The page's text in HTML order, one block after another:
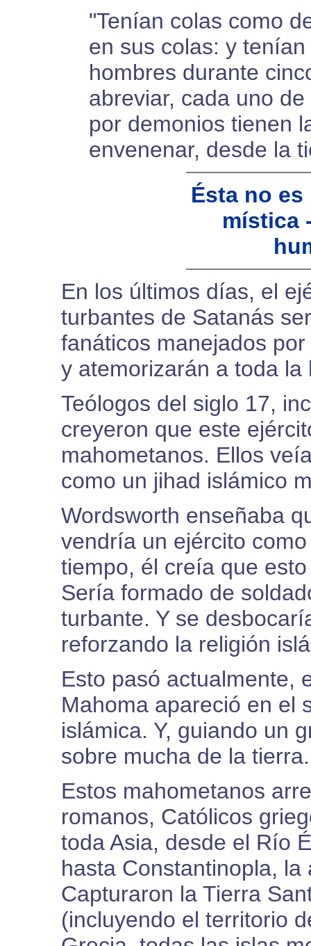
"Tenían colas como
en sus colas: y
hombres durante
abreviar, cada uno
por demonios tienen
envenenar, desde la
Ésta no
mística
En los últimos días, el
turbantes de Satanás
fanáticos manejados
y atemorizarán a toda la
Teólogos del siglo 17,
creyeron que este
mahometanos. Ellos
como un jihad islámico
Wordsworth enseñaba
vendría un ejército
tiempo, él creía que
Sería formado de
turbante. Y se
reforzando la religión
Esto pasó actualmente,
Mahoma apareció en el
islámica. Y, guiando un
sobre mucha de la tierra.
Estos mahometanos
romanos, Católicos
toda Asia, desde el Río
hasta Constantinopla,
Capturaron la Tierra
(incluyendo el territorio